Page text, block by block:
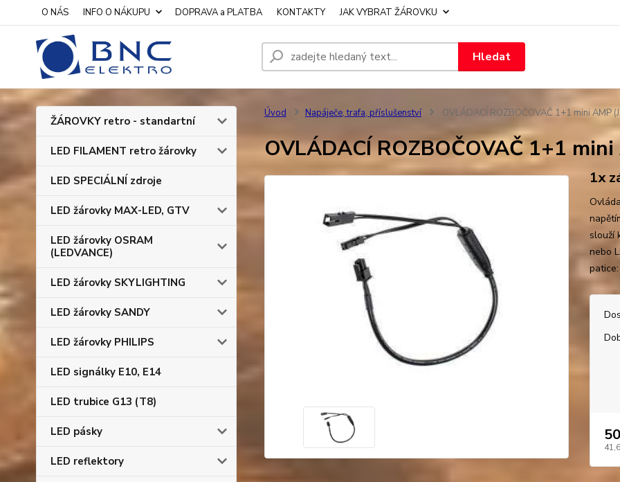
O NÁS INFO O NÁKUPU DOPRAVA a PLATBA KONTAKTY JAK VYBRAT ŽÁROVKU
Hledat
ŽÁROVKY retro - standartní
LED FILAMENT retro žárovky
LED SPECIÁLNÍ zdroje
LED žárovky MAX-LED, GTV
LED žárovky OSRAM
(LEDVANCE)
LED žárovky SKYLIGHTING
LED žárovky SANDY
LED žárovky PHILIPS
LED signálky E10, E14
LED trubice G13 (T8)
LED pásky
LED reflektory
Úvod Napáječe, trafa, příslušenství OVLÁDACÍ ROZBOČOVAČ 1+1 mini AMP
OVLÁDACÍ ROZBOČOVAČ 1+1
1x
slouží
nebo